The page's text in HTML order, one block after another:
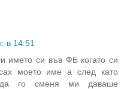
в 14:51
името си във ФБ когато си
моето име а след като
да го сменя ми даваше